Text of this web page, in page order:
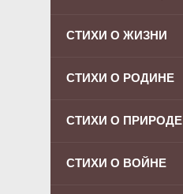
СТИХИ О ЖИЗНИ
СТИХИ О РОДИНЕ
СТИХИ О ПРИРОДЕ
СТИХИ О ВОЙНЕ